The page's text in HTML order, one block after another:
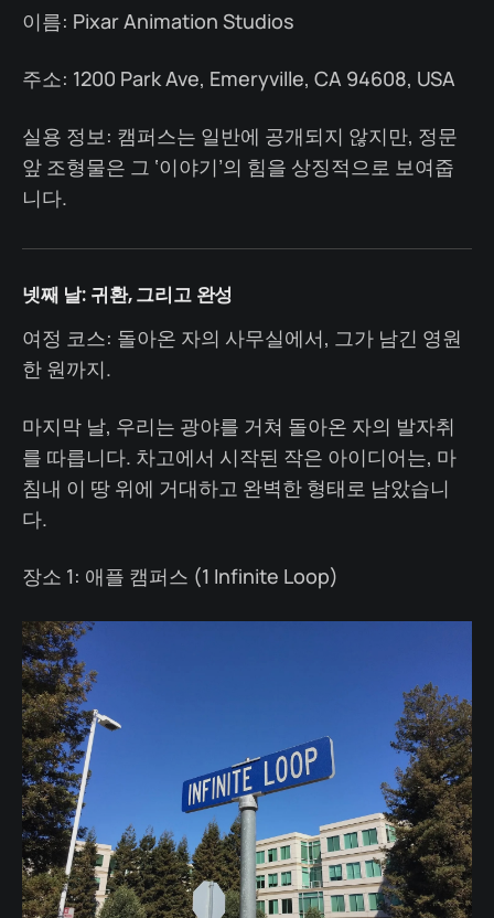
이름: Pixar Animation Studios
주소: 1200 Park Ave, Emeryville, CA 94608, USA
실용 정보: 캠퍼스는 일반에 공개되지 않지만, 정문
앞 조형물은 그 ‘이야기’의 힘을 상징적으로 보여줍
니다.
넷째 날: 귀환, 그리고 완성
여정 코스: 돌아온 자의 사무실에서, 그가 남긴 영원
한 원까지.
마지막 날, 우리는 광야를 거쳐 돌아온 자의 발자취
를 따릅니다. 차고에서 시작된 작은 아이디어는, 마
침내 이 땅 위에 거대하고 완벽한 형태로 남았습니
다.
장소 1: 애플 캠퍼스 (1 Infinite Loop)